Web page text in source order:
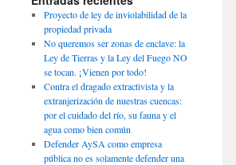
Proyecto de ley de inviolabilidad de la
propiedad privada
No queremos ser zonas de enclave: la
Ley de Tierras y la Ley del Fuego NO
se tocan. ¡Vienen por todo!
Contra el dragado extractivista y la
extranjerización de nuestras cuencas:
por el cuidado del río, su fauna y el
agua como bien común
Defender AySA como empresa
pública no es solamente defender una